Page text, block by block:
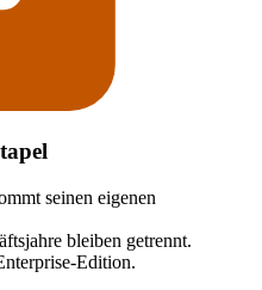
seinen eigenen
bleiben getrennt.
Edition.